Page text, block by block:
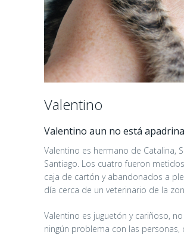
Valentino
Valentino aun no está
Valentino es hermano de Catalina,
Santiago. Los cuatro fueron
caja de cartón y abandonados a
día cerca de un veterinario de la
Valentino es juguetón y cariñoso,
ningún problema con las personas,